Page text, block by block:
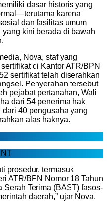
dasar historis yang
karena
dan fasilitas umum
yang kini berada di bawah
Nova, staf yang
di Kantor ATR/BPN
sertifikat telah diserahkan
Penyerahan tersebut
pejabat pertanahan, Wali
dari 54 penerima hak
40 pengusaha yang
alas haknya.
prosedur, termasuk
ATR/BPN Nomor 18 Tahun
Serah Terima (BAST) fasos-
daerah,” ujar Nova.